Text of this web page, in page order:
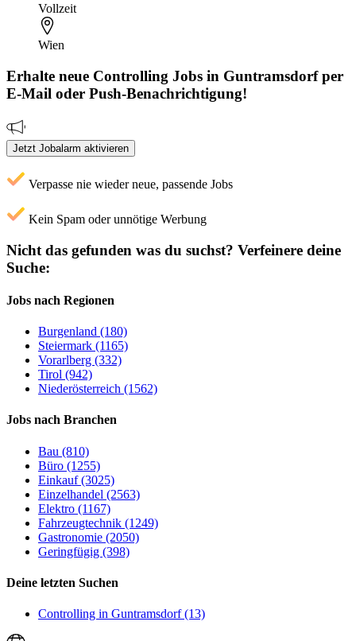
Vollzeit
Wien
Erhalte neue Controlling Jobs in Guntramsdorfper
E-Mail oder Push-Benachrichtigung!
Jetzt Jobalarm aktivieren
Verpasse nie wieder neue, passende Jobs
Kein Spam oder unnötige Werbung
Nicht das gefunden was du suchst? Verfeinere deine
Suche:
Jobs nach Regionen
Burgenland (180)
Steiermark (1165)
Vorarlberg (332)
Tirol (942)
Niederösterreich (1562)
Jobs nach Branchen
Bau (810)
Büro (1255)
Einkauf (3025)
Einzelhandel (2563)
Elektro (1167)
Fahrzeugtechnik (1249)
Gastronomie (2050)
Geringfügig (398)
Deine letzten Suchen
Controlling in Guntramsdorf (13)